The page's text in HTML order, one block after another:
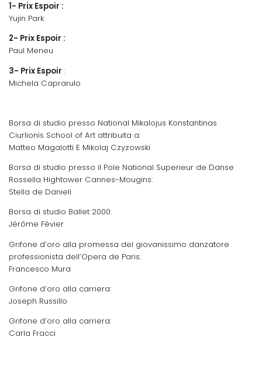
1- Prix Espoir :
Yujin Park
2- Prix Espoir :
Paul Meneu
3- Prix Espoir :
Michela Caprarulo
Borsa di studio presso National Mikalojus Konstantinas
Ciurlionis School of Art attribuita a:
Matteo Magalotti E Mikolaj Czyzowski
Borsa di studio presso il Pole National Superieur de Danse
Rossella Hightower Cannes-Mougins:
Stella de Danieli
Borsa di studio Ballet 2000:
Jérôme Févier
Grifone d’oro alla promessa del giovanissimo danzatore
professionista dell’Opera de Paris:
Francesco Mura
Grifone d’oro alla carriera:
Joseph Russillo
Grifone d’oro alla carriera:
Carla Fracci